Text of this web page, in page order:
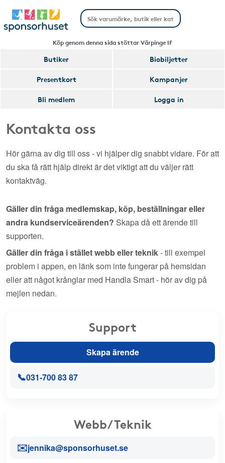
Köp genom denna sida stöttar Värpinge IF
Butiker
Biobiljetter
Presentkort
Kampanjer
Bli medlem
Logga in
Kontakta oss
Hör gärna av dig till oss - vi hjälper dig snabbt vidare. För att
du ska få rätt hjälp direkt är det viktigt att du väljer rätt
kontaktväg.
Gäller din fråga medlemskap, köp, beställningar eller
andra kundserviceärenden? Skapa då ett ärende till
supporten.
Gäller din fråga i stället webb eller teknik- till exempel
problem i appen, en länk som inte fungerar på hemsidan
eller att något krånglar med Handla Smart - hör av dig på
mejlen nedan.
Support
Skapa ärende
📞031-700 83 87
Webb/Teknik
✉️jennika@sponsorhuset.se